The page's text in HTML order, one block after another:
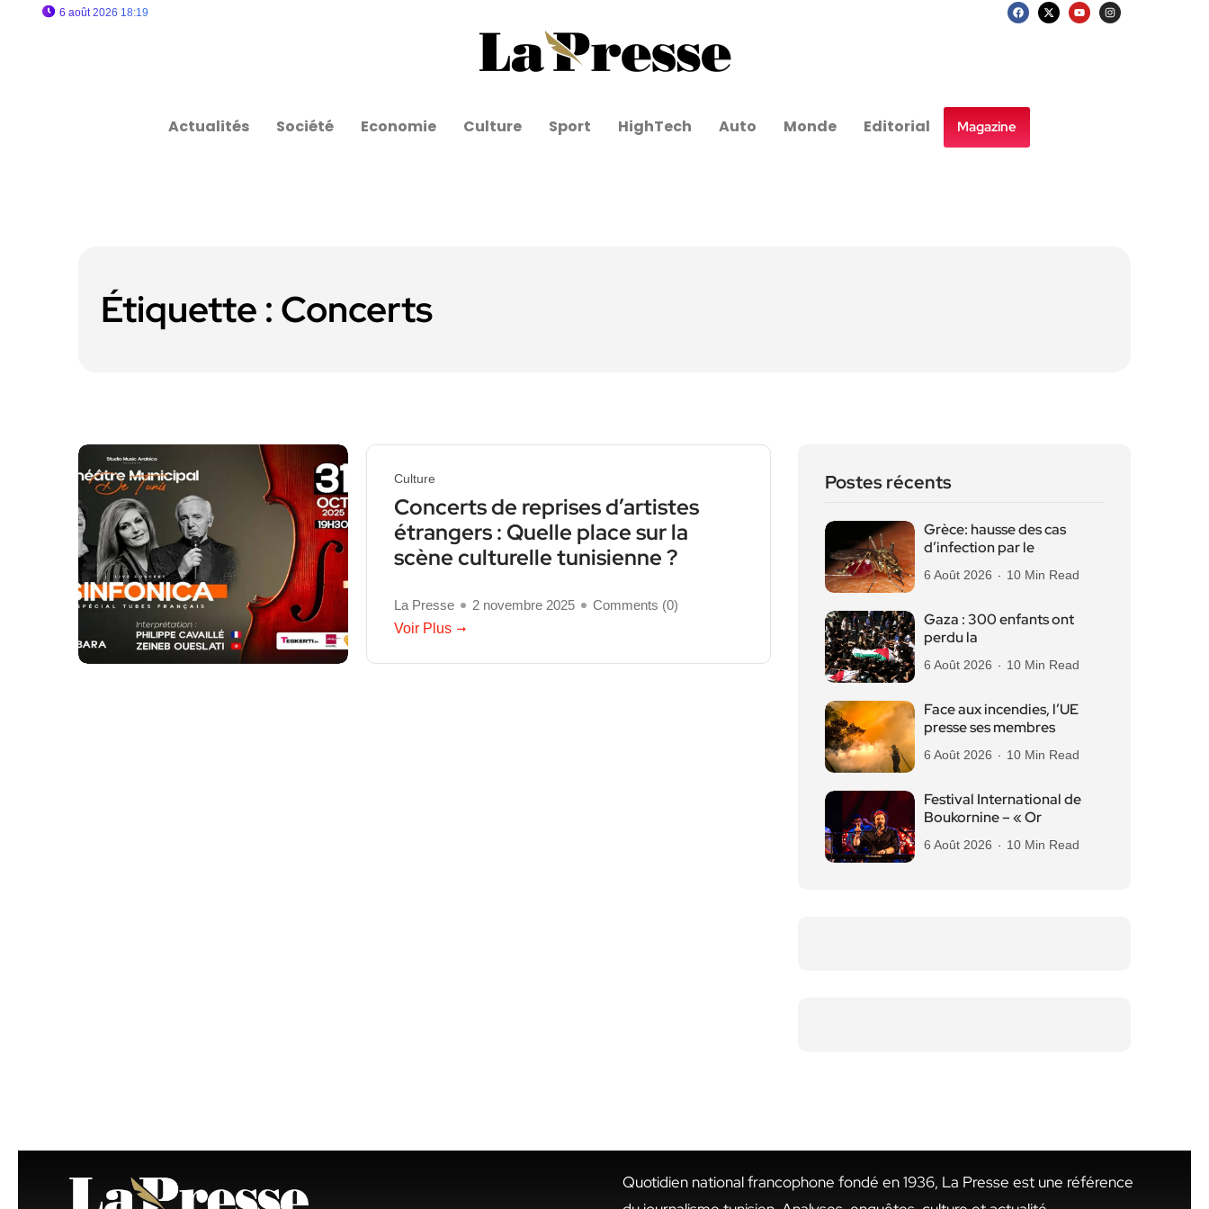
6 août 2026 18:19
Actualités Société Economie Culture Sport HighTech Auto Monde Editorial Magazine
Étiquette : Concerts
Culture
Concerts de reprises d’artistes
étrangers : Quelle place sur la
scène culturelle tunisienne ?
La Presse 2 novembre 2025 Comments (0)
Voir Plus
Postes récents
Grèce: hausse des cas
d’infection par le
6 Août 2026 10 Min Read
Gaza : 300 enfants ont
perdu la
6 Août 2026 10 Min Read
Face aux incendies, l’UE
presse ses membres
6 Août 2026 10 Min Read
Festival International de
Boukornine – « Or
6 Août 2026 10 Min Read
Quotidien national francophone fondé en 1936, La Presse est une référence